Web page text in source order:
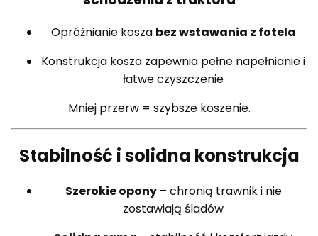
Opróżnianie kosza bez wstawania z fotela
Konstrukcja kosza zapewnia pełne napełnianie i
łatwe czyszczenie
Mniej przerw = szybsze koszenie.
Stabilność i solidna konstrukcja
Szerokie opony– chronią trawnik i nie
zostawiają śladów